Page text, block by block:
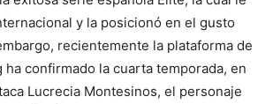
y la posicionó en el gusto
recientemente la plataforma de
confirmado la cuarta temporada, en
Lucrecia Montesinos, el personaje